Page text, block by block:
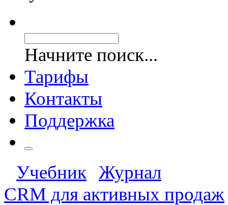
Начните поиск...
Тарифы
Контакты
Поддержка
Учебник
Журнал
CRM для активных продаж